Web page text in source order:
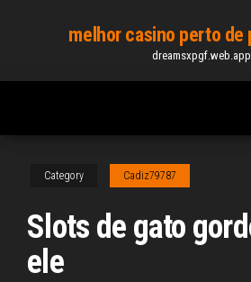
content
melhor casino perto de
dreamsxpgf.web.app
Category Cadiz79787
Slots de gato
ele